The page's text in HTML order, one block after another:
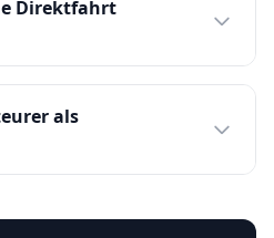
Direktfahrt
als